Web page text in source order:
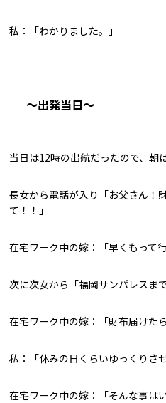
私：「わかりました。」
～出発当日～
当日は12時の出航だったので、朝
長女から電話が入り「お父さん！
て！！」
在宅ワーク中の嫁：「早くもって
次に次女から「福岡サンパレスま
在宅ワーク中の嫁：「財布届けた
私：「休みの日くらいゆっくりさ
在宅ワーク中の嫁：「そんな事は